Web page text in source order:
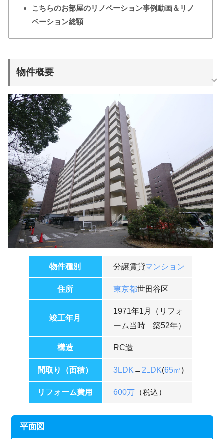
こちらのお部屋のリノベーション事例動画＆リノ
ベーション総額
物件概要
物件種別 分譲賃貸マンション
住所 東京都世田谷区
竣工年月
1971年1月（リフォ
ーム当時 築52年）
構造 RC造
間取り（面積） 3LDK→2LDK(65㎡)
リフォーム費用 600万 （税込）
平面図